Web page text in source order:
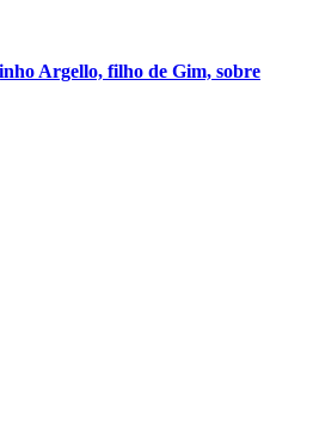
Argello, filho de Gim, sobre